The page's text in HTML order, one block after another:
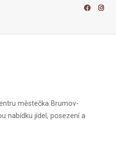
městečka Brumov-
nabídku jídel, posezení a